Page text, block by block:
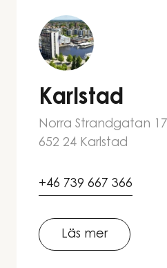
Karlstad
Norra Strandgatan 17
652 24 Karlstad
+46 739 667 366
Läs mer